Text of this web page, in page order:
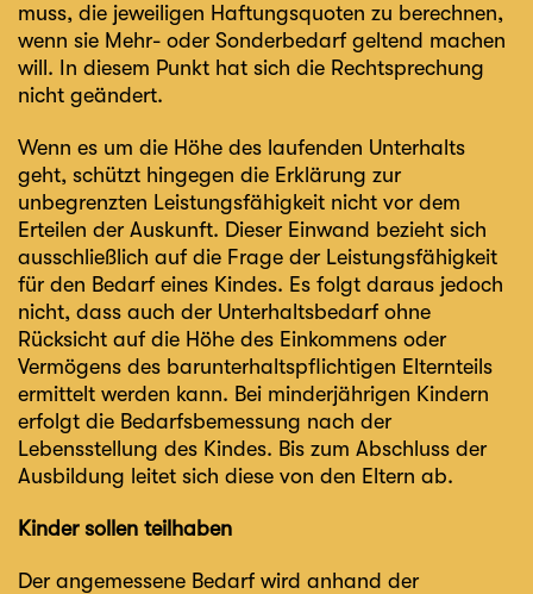
muss, die jeweiligen Haftungsquoten zu berechnen,
wenn sie Mehr- oder Sonderbedarf geltend machen
will. In diesem Punkt hat sich die Rechtsprechung
nicht geändert.
Wenn es um die Höhe des laufenden Unterhalts
geht, schützt hingegen die Erklärung zur
unbegrenzten Leistungsfähigkeit nicht vor dem
Erteilen der Auskunft. Dieser Einwand bezieht sich
ausschließlich auf die Frage der Leistungsfähigkeit
für den Bedarf eines Kindes. Es folgt daraus jedoch
nicht, dass auch der Unterhaltsbedarf ohne
Rücksicht auf die Höhe des Einkommens oder
Vermögens des barunterhaltspflichtigen Elternteils
ermittelt werden kann. Bei minderjährigen Kindern
erfolgt die Bedarfsbemessung nach der
Lebensstellung des Kindes. Bis zum Abschluss der
Ausbildung leitet sich diese von den Eltern ab.
Kinder sollen teilhaben
Der angemessene Bedarf wird anhand der